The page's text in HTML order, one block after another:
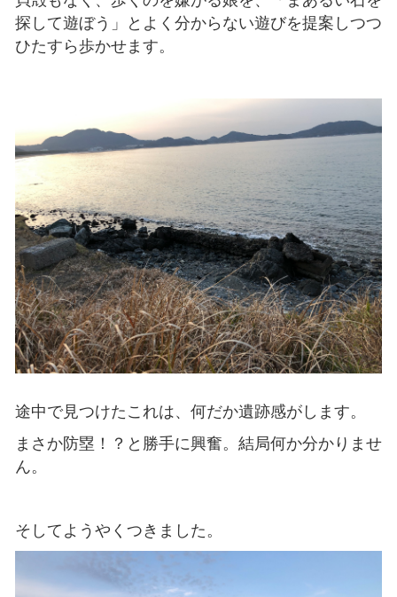
探して遊ぼう」とよく分からない遊びを提案しつつ
ひたすら歩かせます。
途中で見つけたこれは、何だか遺跡感がします。
まさか防塁！？と勝手に興奮。結局何か分かりませ
ん。
そしてようやくつきました。